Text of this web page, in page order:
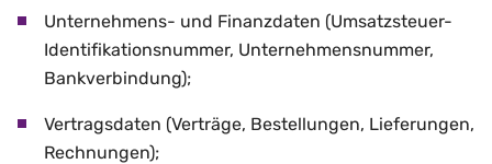
Unternehmens- und Finanzdaten (Umsatzsteuer-
Identifikationsnummer, Unternehmensnummer,
Bankverbindung);
Vertragsdaten (Verträge, Bestellungen, Lieferungen,
Rechnungen);